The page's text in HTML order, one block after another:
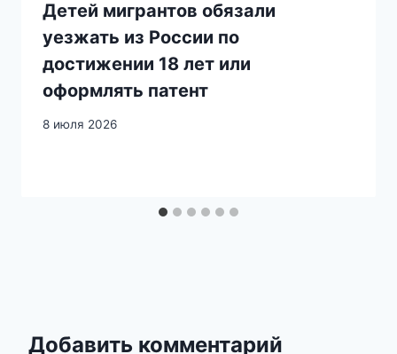
Детей мигрантов обязали
уезжать из России по
достижении 18 лет или
оформлять патент
8 июля 2026
Добавить комментарий